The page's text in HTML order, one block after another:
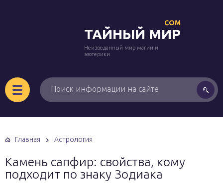
ТАЙНЫЙ МИР
COM
Неизведанный мир магии и
эзотерики
Главная Астрология
Камень сапфир: свойства, кому
подходит по знаку Зодиака